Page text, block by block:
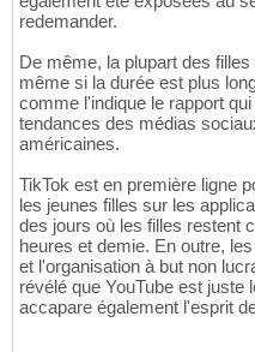
redemander.
De même, la plupart des
même si la durée est plus
comme l'indique le rapport
tendances des médias
américaines.
TikTok est en première ligne
les jeunes filles sur les
des jours où les filles restent
heures et demie. En outre,
et l'organisation à but non
révélé que YouTube est juste
accapare également l'esprit